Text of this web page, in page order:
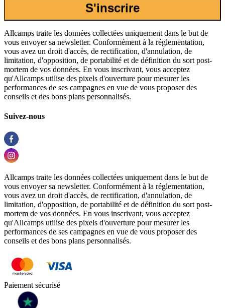
S'inscrire
Allcamps traite les données collectées uniquement dans le but de
vous envoyer sa newsletter. Conformément à la réglementation,
vous avez un droit d'accès, de rectification, d'annulation, de
limitation, d'opposition, de portabilité et de définition du sort post-
mortem de vos données. En vous inscrivant, vous acceptez
qu'Allcamps utilise des pixels d'ouverture pour mesurer les
performances de ses campagnes en vue de vous proposer des
conseils et des bons plans personnalisés.
Suivez-nous
Allcamps traite les données collectées uniquement dans le but de
vous envoyer sa newsletter. Conformément à la réglementation,
vous avez un droit d'accès, de rectification, d'annulation, de
limitation, d'opposition, de portabilité et de définition du sort post-
mortem de vos données. En vous inscrivant, vous acceptez
qu'Allcamps utilise des pixels d'ouverture pour mesurer les
performances de ses campagnes en vue de vous proposer des
conseils et des bons plans personnalisés.
Paiement sécurisé